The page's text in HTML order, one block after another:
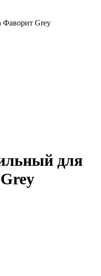
Фаворит Grey
для